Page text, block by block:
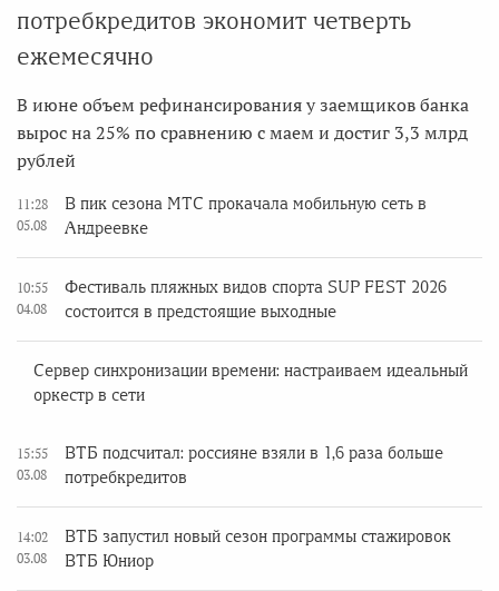
потребкредитов экономит четверть
ежемесячно
В июне объем рефинансирования у заемщиков банка
вырос на 25% по сравнению с маем и достиг 3,3 млрд
рублей
11:28
05.08
В пик сезона МТС прокачала мобильную сеть в
Андреевке
10:55
04.08
Фестиваль пляжных видов спорта SUP FEST 2026
состоится в предстоящие выходные
Сервер синхронизации времени: настраиваем идеальный
оркестр в сети
15:55
03.08
ВТБ подсчитал: россияне взяли в 1,6 раза больше
потребкредитов
14:02
03.08
ВТБ запустил новый сезон программы стажировок
ВТБ Юниор